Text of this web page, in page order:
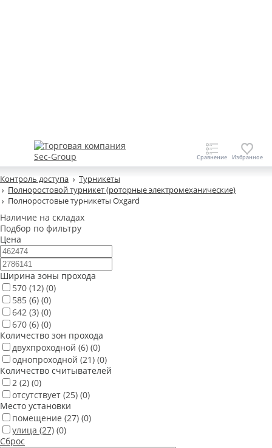
Контроль доступа
Турникеты
Полноростовой турникет (роторные электромеханические)
Полноростовые турникеты Oxgard
Наличие на складах
Подбор по фильтру
Цена
Ширина зоны прохода
570 (12) (0)
585 (6) (0)
642 (3) (0)
670 (6) (0)
Количество зон прохода
двухпроходной (6) (0)
однопроходной (21) (0)
Количество считывателей
2 (2) (0)
отсутствует (25) (0)
Место установки
помещение (27) (0)
улица (27) (0)
Сброс